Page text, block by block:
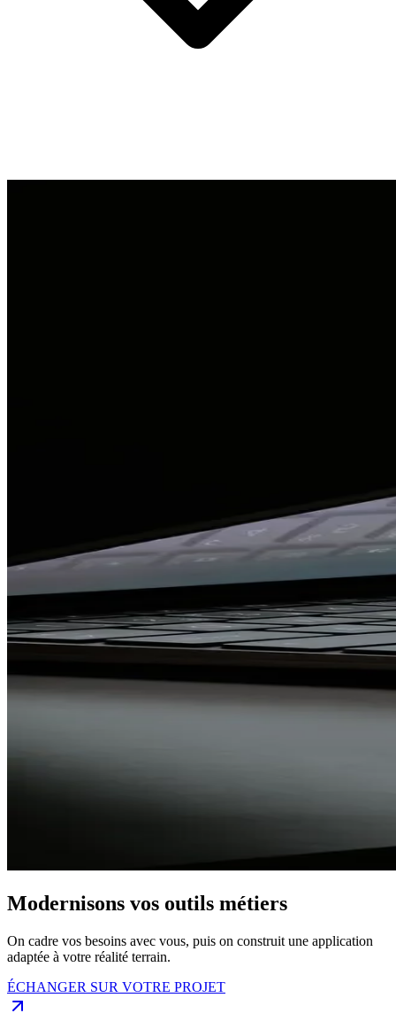
Modernisons vos outils métiers
On cadre vos besoins avec vous, puis on construit une application
adaptée à votre réalité terrain.
ÉCHANGER SUR VOTRE PROJET